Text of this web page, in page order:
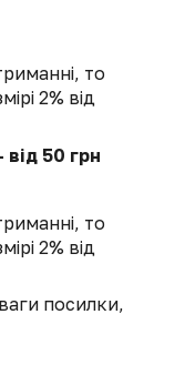
то
2% від
50 грн
то
2% від
посилки,